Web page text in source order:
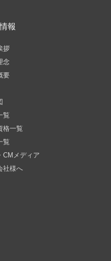
報
拶
念
要
覧
格一覧
覧
CMメディア
社様へ